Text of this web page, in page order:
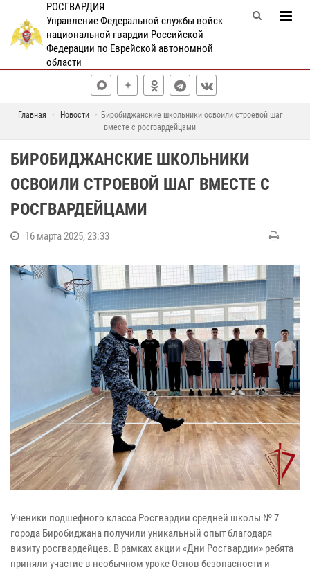
РОСГВАРДИЯ
Управление Федеральной службы войск
национальной гвардии Российской
Федерации по Еврейской автономной
области
Главная Новости
Биробиджанские школьники освоили строевой шаг
вместе с росгвардейцами
БИРОБИДЖАНСКИЕ ШКОЛЬНИКИ
ОСВОИЛИ СТРОЕВОЙ ШАГ ВМЕСТЕ С
РОСГВАРДЕЙЦАМИ
16 марта 2025, 23:33
Ученики подшефного класса Росгвардии средней школы № 7
города Биробиджана получили уникальный опыт благодаря
визиту росгвардейцев. В рамках акции «Дни Росгвардии» ребята
приняли участие в необычном уроке Основ безопасности и